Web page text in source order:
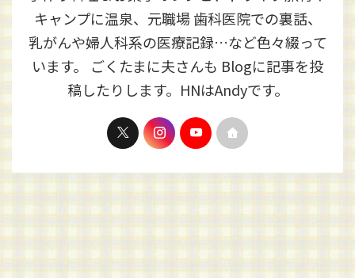
キャンプに温泉、元職場 歯科医院での裏話、
乳がんや婦人科系の医療記録…など色々綴って
います。 ごくたまに夫さんも Blogに記事を投
稿したりします。HNはAndyです。